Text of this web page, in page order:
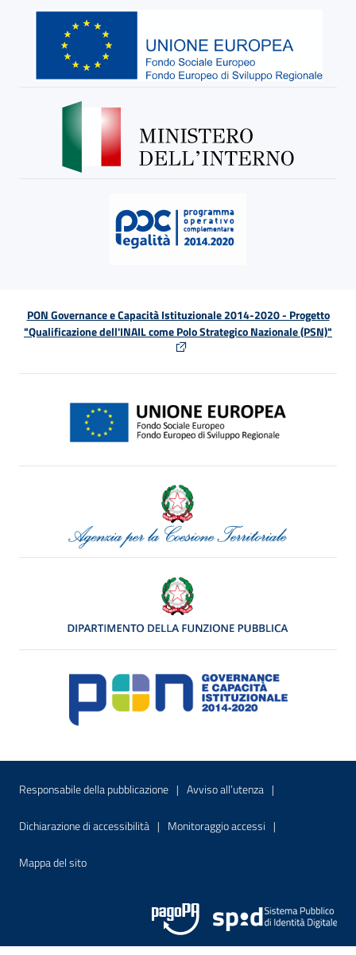
PON Governance e Capacità Istituzionale 2014-2020 - Progetto
"Qualificazione dell'INAIL come Polo Strategico Nazionale (PSN)"
Menu di servizio
Responsabile della pubblicazione Sito interno - Apre in una nuova
Avviso all’utenza Sito interno -
Dichiarazione di accessibilità Sito interno - Apre in una nuova finestra
Monitoraggio accessi Sito interno -
Mappa del sitoSito interno - Apre nella stessa finestra